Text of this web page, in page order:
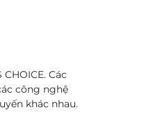
Các
công nghệ
khác nhau.